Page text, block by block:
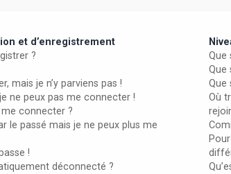
et d’enregistrement
?
mais je n’y parviens pas !
ne peux pas me connecter !
connecter ?
le passé mais je ne peux plus me
!
déconnecté ?
Que
Que
Que
Où